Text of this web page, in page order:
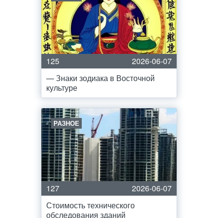
125
2026-06-07
— Знаки зодиака в Восточной
культуре
РАЗНОЕ
127
2026-06-07
Стоимость технического
обследования зданий